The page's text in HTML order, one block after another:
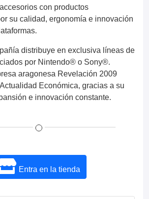
con productos
su calidad, ergonomía e innovación
distribuye en exclusiva líneas de
por Nintendo® o Sony®.
aragonesa Revelación 2009
Económica, gracias a su
e innovación constante.
Entra en la tienda